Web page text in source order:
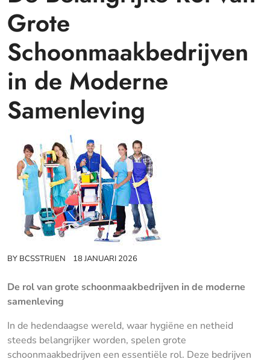
Grote
Schoonmaakbedrijven
in de Moderne
Samenleving
BY BCSSTRIJEN 18 JANUARI 2026
De rol van grote schoonmaakbedrijven in de moderne
samenleving
In de hedendaagse wereld, waar hygiëne en netheid
steeds belangrijker worden, spelen grote
schoonmaakbedrijven een essentiële rol. Deze bedrijven